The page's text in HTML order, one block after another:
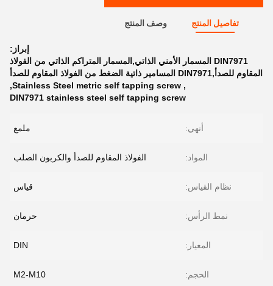
تفاصيل المنتج وصف المنتج
إبراز:
DIN7971 المسمار الأمني الذاتي,المسمار المتراكم الذاتي من الفولاذ
المقاوم للصدأ,DIN7971 المسامير ذاتية الضغط من الفولاذ المقاوم للصدأ
,
Stainless Steel metric self tapping screw
,
DIN7971 stainless steel self tapping screw
أنهي: ملمع
المواد: الفولاذ المقاوم للصدأ والكربون الصلب
نظام القياس: قياس
نمط الرأس: حرمان
المعيار: DIN
الحجم: M2-M10